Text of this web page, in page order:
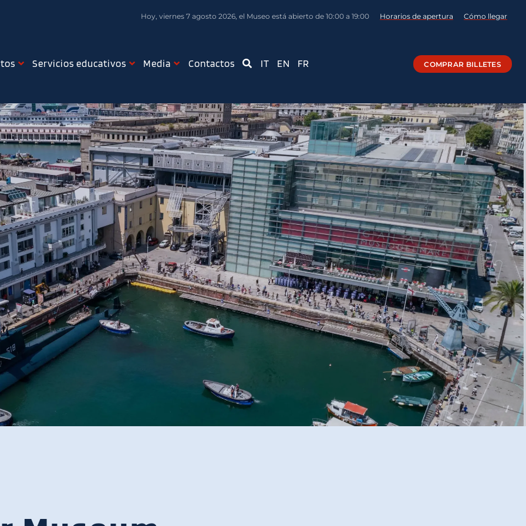
Hoy, viernes 7 agosto 2026, el Museo está abierto de 10:00 a 19:00 Horarios de apertura Cómo llegar
Servicios educativos Media Contactos IT EN FR COMPRAR BILLETES